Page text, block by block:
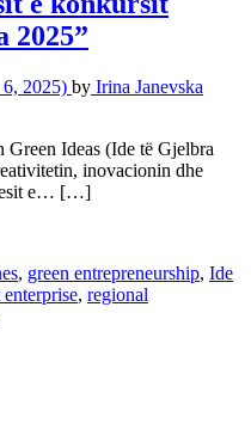
2025”
2025) by Irina Janevska
Ideas (Ide të Gjelbra
inovacionin dhe
e… […]
, green entrepreneurship, Ide
, regional